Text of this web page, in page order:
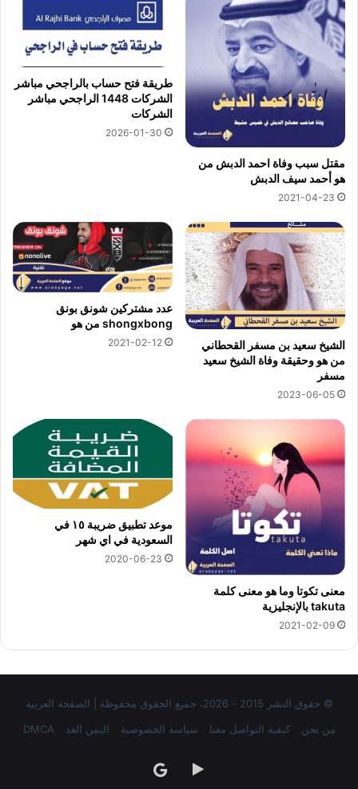
مقتل سبب وفاة احمد الدبش من
هو أحمد سيف الدبش
2021-04-23
طريقة فتح حساب بالراجحي مباشر
الشركات 1448 الراجحي مباشر
الشركات
2026-01-30
الشيخ سعيد بن مسفر القحطاني
من هو وحقيقة وفاة الشيخ سعيد
مسفر
2023-06-05
عدد مشتركين شونق بونق
shongxbong من هو
2021-02-12
معنى تكوتا وما هو معنى كلمة
takuta بالإنجليزية
2021-02-09
موعد تطبيق ضريبة ١٥ في
السعودية في اي شهر
2020-06-23
© حقوق النشر 2015 - 2026، جميع الحقوق محفوظة | الصفحة العربية
من نحن
كيفية التواصل معنا سياسة الخصوصية اليمن الغد DMCA
‏Google
google